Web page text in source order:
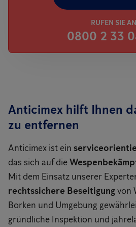
RUFEN SIE AN
0800 2 33
Anticimex hilft Ihnen
zu entfernen
Anticimex ist ein
das sich auf die
Mit dem Einsatz unserer
rechtssichere Beseitigungvon
Borken und Umgebung
gründliche Inspektion und